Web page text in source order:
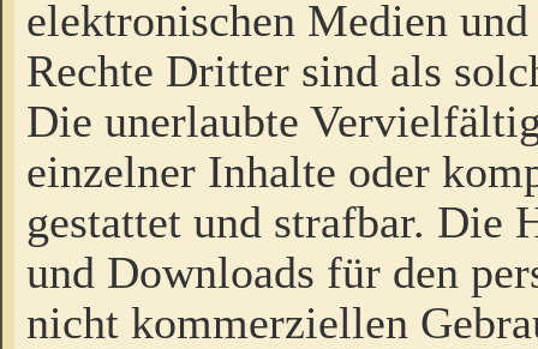
elektronischen Medien
Rechte Dritter sind als
Die unerlaubte
einzelner Inhalte oder
gestattet und strafbar. Die
und Downloads für den
nicht kommerziellen